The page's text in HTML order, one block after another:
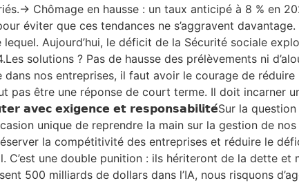
> Chômage en hausse : un taux anticipé à 8 % en
éviter que ces tendances ne s’aggravent
lequel. Aujourd’hui, le déficit de la Sécurité sociale
solutions ? Pas de hausse des prélèvements ni
dans nos entreprises, il faut avoir le courage de
pas être une réponse de court terme. Il doit incarner
𝗮𝘃𝗲𝗰 𝗲𝘅𝗶𝗴𝗲𝗻𝗰𝗲 𝗲𝘁 𝗿𝗲𝘀𝗽𝗼𝗻𝘀𝗮𝗯𝗶𝗹𝗶𝘁𝗲́Sur la
unique de reprendre la main sur la gestion de
la compétitivité des entreprises et réduire le
C’est une double punition : ils hériteront de la dette
500 milliards de dollars dans l’IA, nous risquons